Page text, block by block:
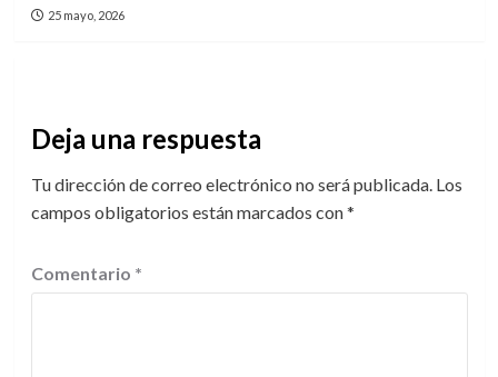
25 mayo, 2026
Deja una respuesta
Tu dirección de correo electrónico no será publicada. Los
campos obligatorios están marcados con*
Comentario *